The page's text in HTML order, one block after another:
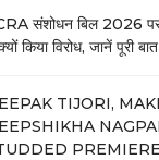
संशोधन बिल 2026 पर
किया विरोध, जानें पूरी बात
TIJORI,